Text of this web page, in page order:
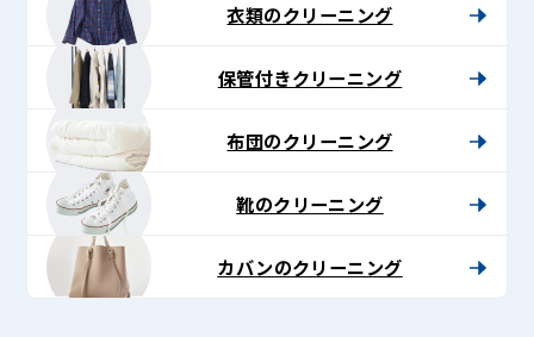
衣類のクリーニング
保管付きクリーニング
布団のクリーニング
靴のクリーニング
カバンのクリーニング